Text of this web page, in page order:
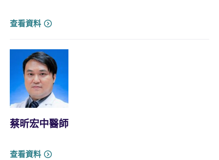
查看資料
蔡昕宏中醫師
查看資料